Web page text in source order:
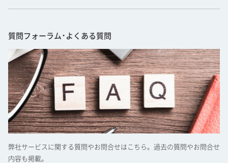
質問フォーラム･よくある質問
弊社サービスに関する質問やお問合せはこちら。過去の質問やお問合せ
内容も掲載。